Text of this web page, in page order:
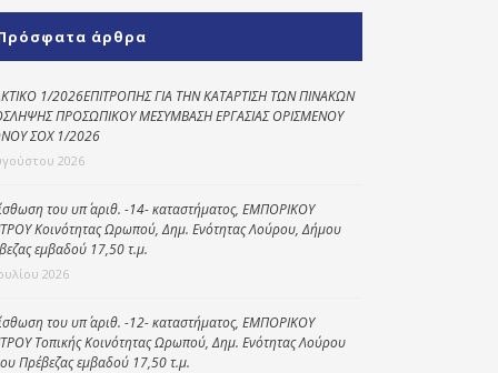
Κοινωνικό
παντοπωλείο
Kοινωνικό
φαρμακείο
Πρόγραμμα
Κέντρο Ημερήσιας
Φροντίδας
Ηλικιωμένων
(Κ.Η.Φ.Η.) Πρέβεζας
άρθρα
1/2026ΕΠΙΤΡΟΠΗΣ ΓΙΑ ΤΗΝ ΚΑΤΑΡΤΙΣΗ ΤΩΝ ΠΙΝΑΚΩΝ
ΠΡΟΣΩΠΙΚΟΥ ΜΕΣΥΜΒΑΣΗ ΕΡΓΑΣΙΑΣ ΟΡΙΣΜΕΝΟΥ
ΣΟΧ 1/2026
2026
του υπ΄ αριθ. -14- καταστήματος, ΕΜΠΟΡΙΚΟΥ
Κοινότητας Ωρωπού, Δημ. Ενότητας Λούρου, Δήμου
εμβαδού 17,50 τ.μ.
2026
του υπ΄ αριθ. -12- καταστήματος, ΕΜΠΟΡΙΚΟΥ
Τοπικής Κοινότητας Ωρωπού, Δημ. Ενότητας Λούρου
Πρέβεζας εμβαδού 17,50 τ.μ.